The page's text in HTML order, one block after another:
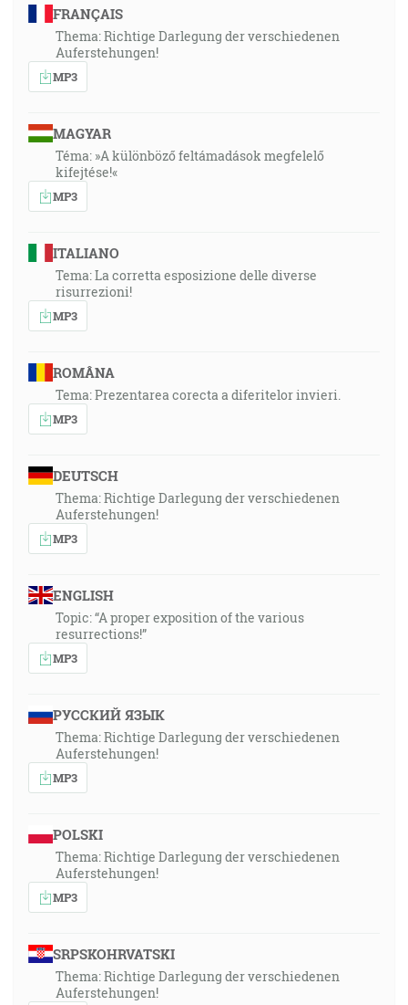
FRANÇAIS
Thema: Richtige Darlegung der verschiedenen
Auferstehungen!
MP3
MAGYAR
Téma: »A különböző feltámadások megfelelő
kifejtése!«
MP3
ITALIANO
Tema: La corretta esposizione delle diverse
risurrezioni!
MP3
ROMÂNA
Tema: Prezentarea corecta a diferitelor invieri.
MP3
DEUTSCH
Thema: Richtige Darlegung der verschiedenen
Auferstehungen!
MP3
ENGLISH
Topic: “A proper exposition of the various
resurrections!”
MP3
РУССКИЙ ЯЗЫК
Thema: Richtige Darlegung der verschiedenen
Auferstehungen!
MP3
POLSKI
Thema: Richtige Darlegung der verschiedenen
Auferstehungen!
MP3
SRPSKOHRVATSKI
Thema: Richtige Darlegung der verschiedenen
Auferstehungen!